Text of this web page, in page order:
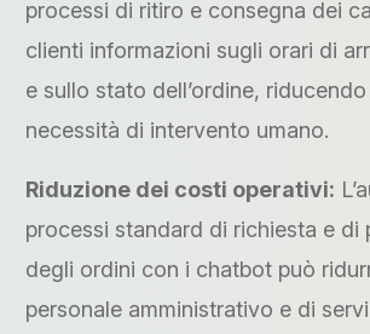
processi di ritiro e consegna dei
clienti informazioni sugli orari di
e sullo stato dell’ordine,
necessità di intervento umano.
Riduzione dei costi operativi:
processi standard di richiesta e di
degli ordini con i chatbot può
personale amministrativo e di